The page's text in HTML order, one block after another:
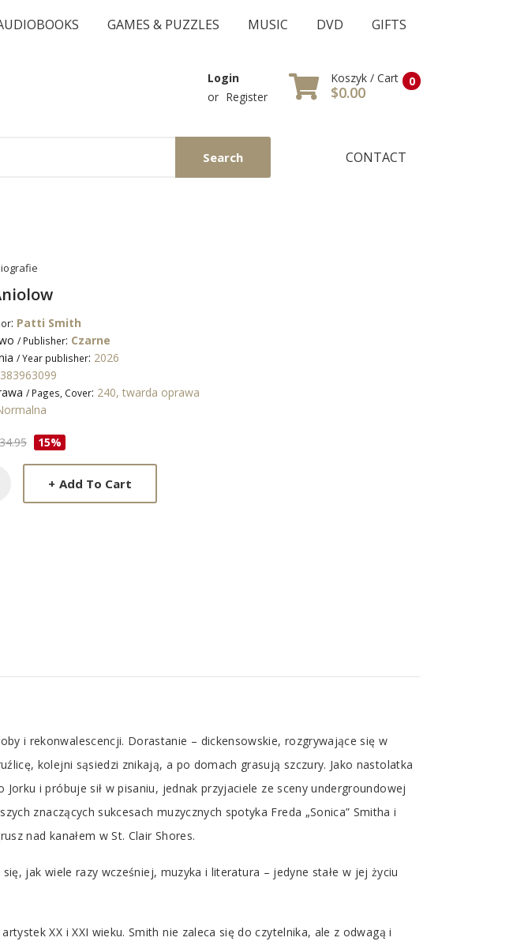
GAMES & PUZZLES MUSIC DVD GIFTS
Login
or Register
0
Koszyk / Cart
$0.00
Search CONTACT
: Patti Smith
/ Publisher: Czarne
/ Year publisher: 2026
/ Pages, Cover: 240, twarda oprawa
15%
+ Add To Cart
i rekonwalescencji. Dorastanie – dickensowskie, rozgrywające się w
kolejni sąsiedzi znikają, a po domach grasują szczury. Jako nastolatka
i próbuje sił w pisaniu, jednak przyjaciele ze sceny undergroundowej
znaczących sukcesach muzycznych spotyka Freda „Sonica” Smitha i
nad kanałem w St. Clair Shores.
jak wiele razy wcześniej, muzyka i literatura – jedyne stałe w jej życiu
XX i XXI wieku. Smith nie zaleca się do czytelnika, ale z odwagą i